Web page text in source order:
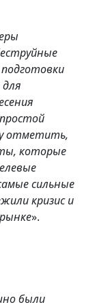
отметить,
которые
сильные
кризис и
».
были